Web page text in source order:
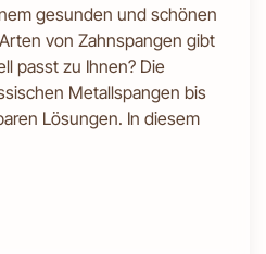
gesunden und schönen
von Zahnspangen gibt
passt zu Ihnen? Die
Metallspangen bis
Lösungen. In diesem